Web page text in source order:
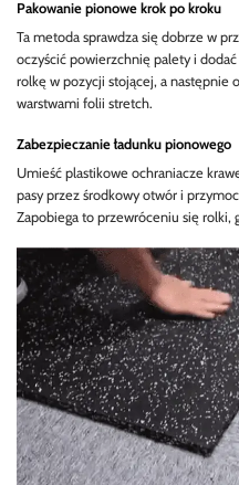
Pakowanie pionowe krok po kroku
Ta metoda sprawdza się dobrze w
oczyścić powierzchnię palety i
rolkę w pozycji stojącej, a następnie
warstwami folii stretch.
Zabezpieczanie ładunku pionowego
Umieść plastikowe ochraniacze
pasy przez środkowy otwór i
Zapobiega to przewróceniu się rolki,